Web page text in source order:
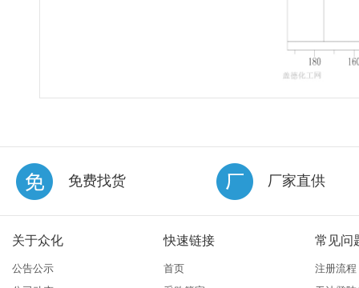
免费找货 厂家直供
关于众化
公告公示
快速链接
首页
常见问
注册流程